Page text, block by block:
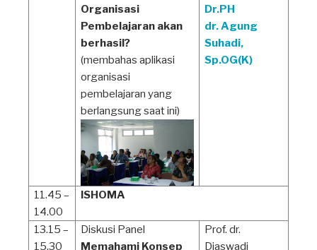
Organisasi
Pembelajaran akan
berhasil?
(membahas aplikasi
organisasi
pembelajaran yang
berlangsung saat ini)
Dr.PH
dr. Agung
Suhadi,
Sp.OG(K)
11.45 –
14.00
ISHOMA
13.15 –
15.30
Diskusi Panel
Memahami Konsep
Prof. dr.
Djaswadi